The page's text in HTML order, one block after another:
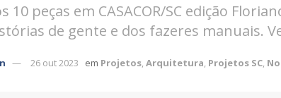
10 peças em CASACOR/SC edição
de gente e dos fazeres manuais.
26 out 2023 em Projetos Arquitetura Projetos SC